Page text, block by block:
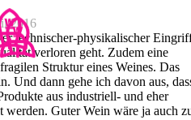
2016
technischer-physikalischer
verloren geht. Zudem eine
Struktur eines Weines. Das
Und dann gehe ich davon aus,
aus industriell- und eher
werden. Guter Wein wäre ja auch